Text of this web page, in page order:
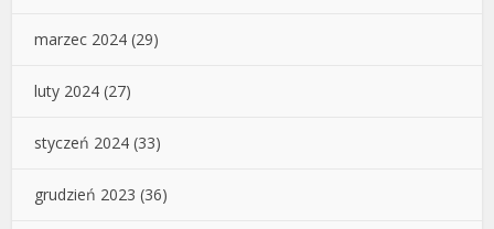
marzec 2024 (29)
luty 2024 (27)
styczeń 2024 (33)
grudzień 2023 (36)